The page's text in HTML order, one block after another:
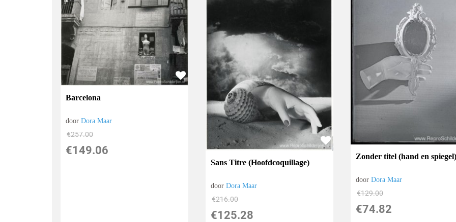
Barcelona
doorDora Maar
€257.00
€149.06
Sans Titre (Hoofdcoquillage)
doorDora Maar
€216.00
€125.28
Zonder titel (hand en
doorDora Maar
€129.00
€74.82